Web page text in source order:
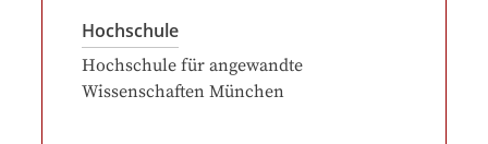
Hochschule
Hochschule für angewandte
Wissenschaften München